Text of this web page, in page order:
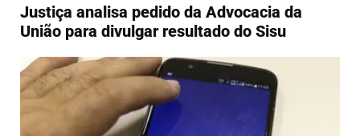
Justiça analisa pedido da Advocacia da
União para divulgar resultado do Sisu